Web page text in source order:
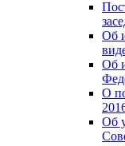
Об
Об
О
Об